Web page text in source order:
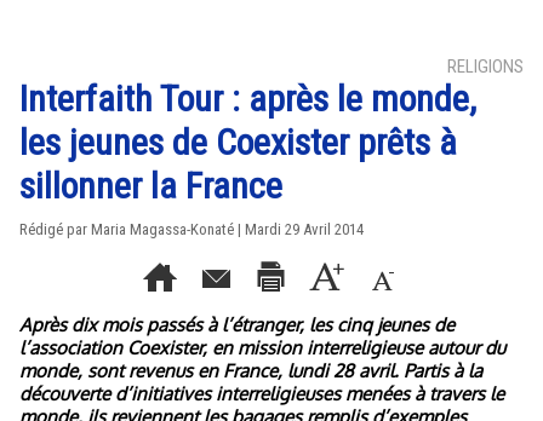
RELIGIONS
Interfaith Tour : après le monde,
les jeunes de Coexister prêts à
sillonner la France
Rédigé par Maria Magassa-Konaté | Mardi 29 Avril 2014
Après dix mois passés à l’étranger, les cinq jeunes de
l’association Coexister, en mission interreligieuse autour du
monde, sont revenus en France, lundi 28 avril. Partis à la
découverte d’initiatives interreligieuses menées à travers le